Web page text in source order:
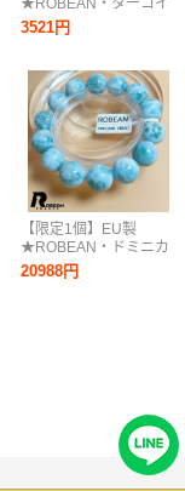
★ROBEAN・ターコイ
ズ トルコ石・ペンダン
ト★アクセサリー 天然
20*10.8*4.6mm
M0630703
3521円
【限定1個】EU製
★ROBEAN・ドミニカ
共和国産のラリマー★
パワーストーン ブレス
20988円